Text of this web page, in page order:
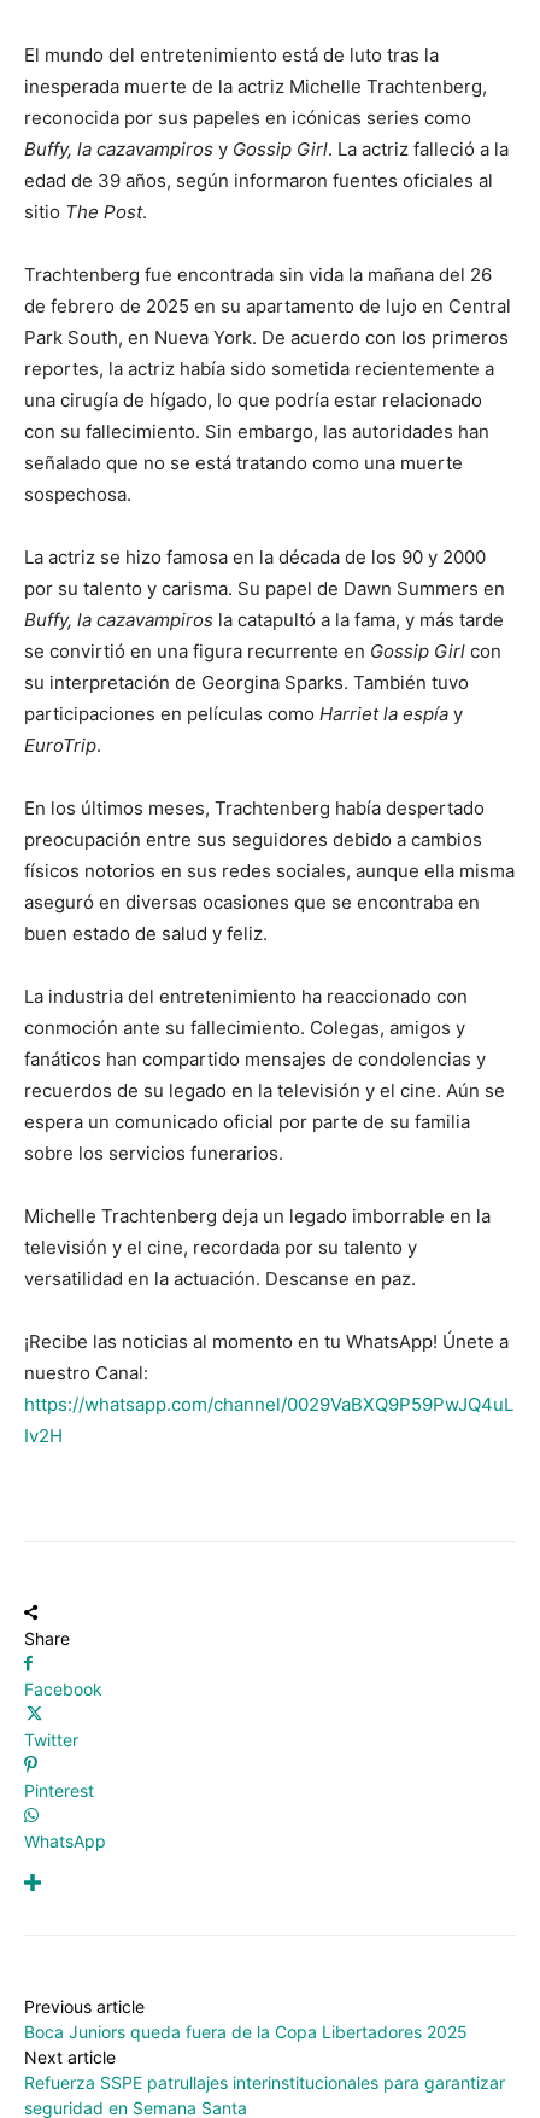
El mundo del entretenimiento está de luto tras la
inesperada muerte de la actriz Michelle Trachtenberg,
reconocida por sus papeles en icónicas series como
Buffy, la cazavampiros y Gossip Girl. La actriz falleció a la
edad de 39 años, según informaron fuentes oficiales al
sitio The Post.
Trachtenberg fue encontrada sin vida la mañana del 26
de febrero de 2025 en su apartamento de lujo en Central
Park South, en Nueva York. De acuerdo con los primeros
reportes, la actriz había sido sometida recientemente a
una cirugía de hígado, lo que podría estar relacionado
con su fallecimiento. Sin embargo, las autoridades han
señalado que no se está tratando como una muerte
sospechosa.
La actriz se hizo famosa en la década de los 90 y 2000
por su talento y carisma. Su papel de Dawn Summers en
Buffy, la cazavampiros la catapultó a la fama, y más tarde
se convirtió en una figura recurrente en Gossip Girl con
su interpretación de Georgina Sparks. También tuvo
participaciones en películas como Harriet la espía y
EuroTrip.
En los últimos meses, Trachtenberg había despertado
preocupación entre sus seguidores debido a cambios
físicos notorios en sus redes sociales, aunque ella misma
aseguró en diversas ocasiones que se encontraba en
buen estado de salud y feliz.
La industria del entretenimiento ha reaccionado con
conmoción ante su fallecimiento. Colegas, amigos y
fanáticos han compartido mensajes de condolencias y
recuerdos de su legado en la televisión y el cine. Aún se
espera un comunicado oficial por parte de su familia
sobre los servicios funerarios.
Michelle Trachtenberg deja un legado imborrable en la
televisión y el cine, recordada por su talento y
versatilidad en la actuación. Descanse en paz.
¡Recibe las noticias al momento en tu WhatsApp! Únete a
nuestro Canal:
https://whatsapp.com/channel/0029VaBXQ9P59PwJQ4uL
Iv2H
Share
Facebook
Twitter
Pinterest
WhatsApp
Previous article
Boca Juniors queda fuera de la Copa Libertadores 2025
Next article
Refuerza SSPE patrullajes interinstitucionales para garantizar
seguridad en Semana Santa